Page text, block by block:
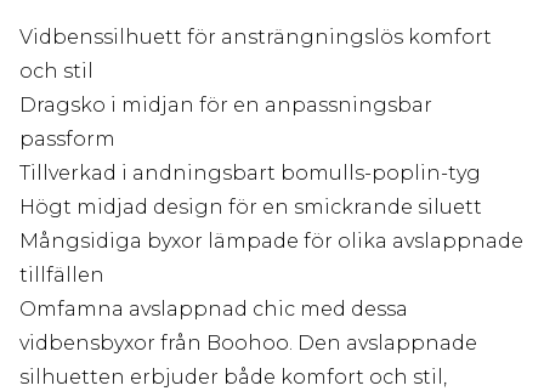
Vidbenssilhuett för ansträngningslös komfort
och stil
Dragsko i midjan för en anpassningsbar
passform
Tillverkad i andningsbart bomulls-poplin-tyg
Högt midjad design för en smickrande siluett
Mångsidiga byxor lämpade för olika avslappnade
tillfällen
Omfamna avslappnad chic med dessa
vidbensbyxor från Boohoo. Den avslappnade
silhuetten erbjuder både komfort och stil,